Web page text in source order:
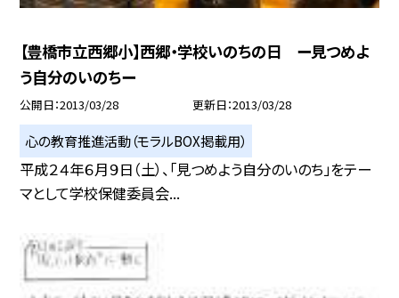
【豊橋市立西郷小】西郷・学校いのちの日 ー見つめよ
う自分のいのちー
公開日 2013/03/28 更新日 2013/03/28
心の教育推進活動（モラルBOX掲載用）
平成２４年６月９日（土）、「見つめよう自分のいのち」をテー
マとして学校保健委員会...